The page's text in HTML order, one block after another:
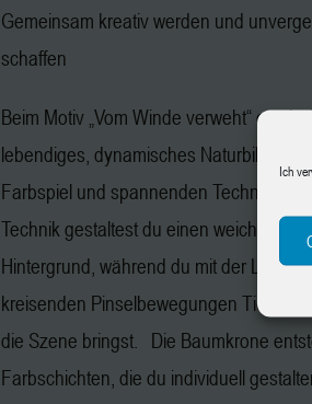
Ich
Gemeinsam kreativ werden und
schaffen
Beim Motiv „Vom Winde verweht“
lebendiges, dynamisches Naturbild mit
Farbspiel und spannenden Techniken.
Technik gestaltest du einen weichen,
Hintergrund, während du mit der
kreisenden Pinselbewegungen Tiefe,
die Szene bringst. Die Baumkrone
Farbschichten, die du individuell